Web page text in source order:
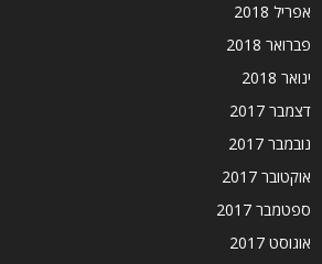
אפריל 2018
פברואר 2018
ינואר 2018
דצמבר 2017
נובמבר 2017
אוקטובר 2017
ספטמבר 2017
אוגוסט 2017